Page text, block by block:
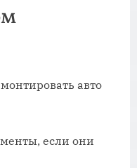
авто
если они